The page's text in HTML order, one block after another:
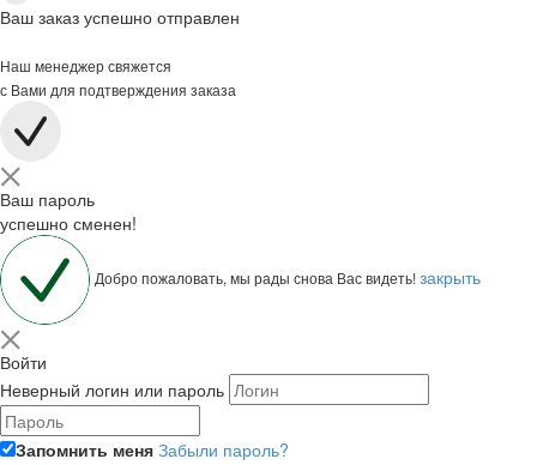
Ваш заказ успешно отправлен
Наш менеджер свяжется
с Вами для подтверждения заказа
Ваш пароль
успешно сменен!
Добро пожаловать, мы рады снова Вас видеть!закрыть
Войти
Неверный логин или пароль
Запомнить меня Забыли пароль?